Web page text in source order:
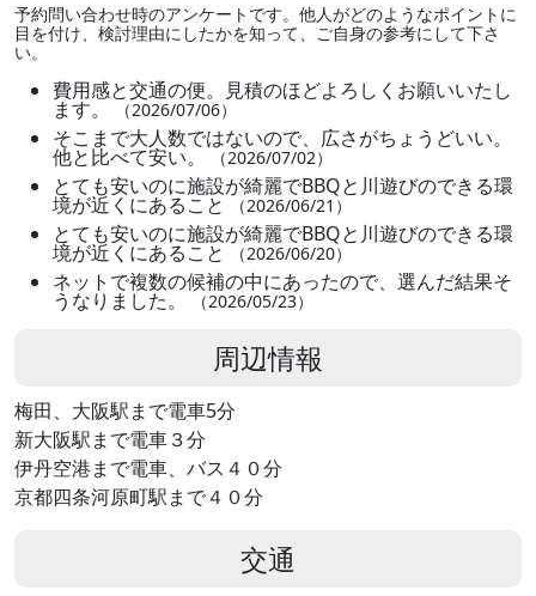
予約問い合わせ時のアンケートです。他人がどのようなポイントに
目を付け、検討理由にしたかを知って、ご自身の参考にして下さ
い。
費用感と交通の便。見積のほどよろしくお願いいたし
ます。 （2026/07/06）
そこまで大人数ではないので、広さがちょうどいい。
他と比べて安い。 （2026/07/02）
とても安いのに施設が綺麗でBBQと川遊びのできる環
境が近くにあること （2026/06/21）
とても安いのに施設が綺麗でBBQと川遊びのできる環
境が近くにあること （2026/06/20）
ネットで複数の候補の中にあったので、選んだ結果そ
うなりました。 （2026/05/23）
周辺情報
梅田、大阪駅まで電車5分
新大阪駅まで電車３分
伊丹空港まで電車、バス４０分
京都四条河原町駅まで４０分
交通